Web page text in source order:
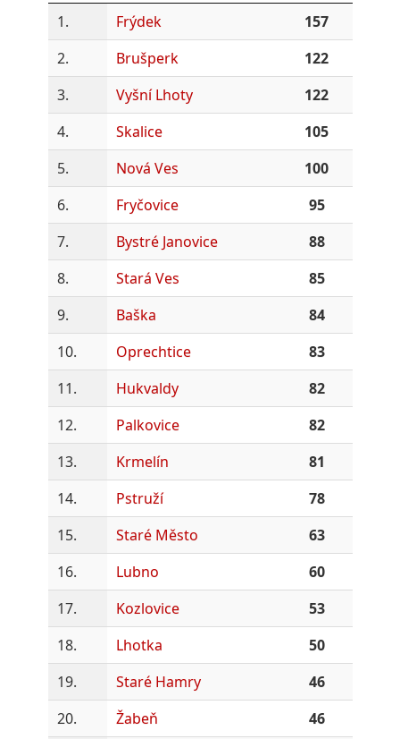
1.
Frýdek
157
2.
Brušperk
122
3.
Vyšní Lhoty
122
4.
Skalice
105
5.
Nová Ves
100
6.
Fryčovice
95
7.
Bystré Janovice
88
8.
Stará Ves
85
9.
Baška
84
10.
Oprechtice
83
11.
Hukvaldy
82
12.
Palkovice
82
13.
Krmelín
81
14.
Pstruží
78
15.
Staré Město
63
16.
Lubno
60
17.
Kozlovice
53
18.
Lhotka
50
19.
Staré Hamry
46
20.
Žabeň
46